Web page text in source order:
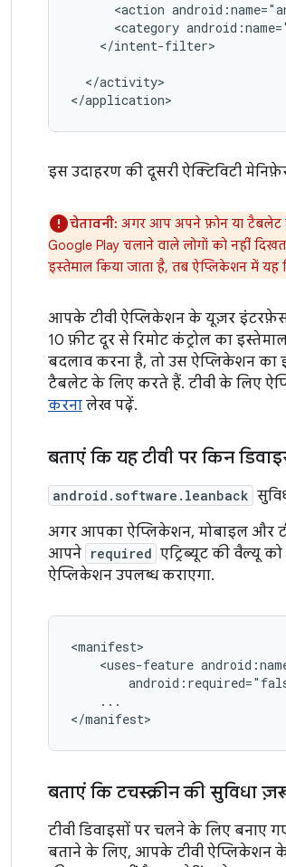
<action
<category
</intent-filter>
</activity>
</application>
इस उदाहरण की दूसरी ऐक्टिविटी
चेतावनी: अगर आप अपने फ़ोन या टैबलेट
Google Play चलाने वाले लोगों को नहीं
इस्तेमाल किया जाता है, तब ऐप्लिकेशन में
आपके टीवी ऐप्लिकेशन के यूज़र इंटरफ़ेस
10 फ़ीट दूर से रिमोट कंट्रोल का
बदलाव करना है, तो उस ऐप्लिकेशन
टैबलेट के लिए करते हैं. टीवी के लिए
करना लेख पढ़ें.
बताएं कि यह टीवी पर किन
android.software.leanback
अगर आपका ऐप्लिकेशन, मोबाइल और
आपने required एट्रिब्यूट की वैल्यू को
ऐप्लिकेशन उपलब्ध कराएगा.
<uses-feature
...
</manifest>
बताएं कि टचस्क्रीन की सुविधा
टीवी डिवाइसों पर चलने के लिए बनाए
बताने के लिए, आपके टीवी ऐप्लिकेशन के